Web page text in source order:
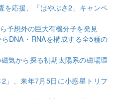
を応援、「はやぶさ2」キャンペ
予想外の巨大有機分子を発見
DNA・RNAを構成する全5種の
気から探る初期太陽系の磁場環
」、来年7月5日に小惑星トリフ